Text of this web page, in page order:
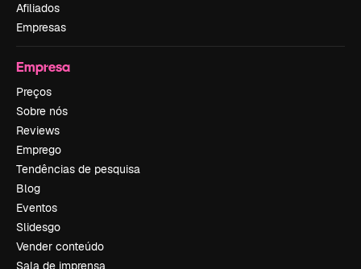
Afiliados
Empresas
Empresa
Preços
Sobre nós
Reviews
Emprego
Tendências de pesquisa
Blog
Eventos
Slidesgo
Vender conteúdo
Sala de imprensa